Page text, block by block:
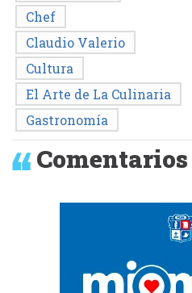
Chef
Claudio Valerio
Cultura
El Arte de La Culinaria
Gastronomía
Comentarios